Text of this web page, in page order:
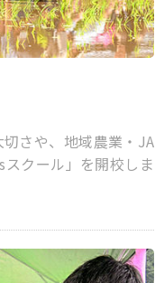
さや、地域農業・JA
クール」を開校しま